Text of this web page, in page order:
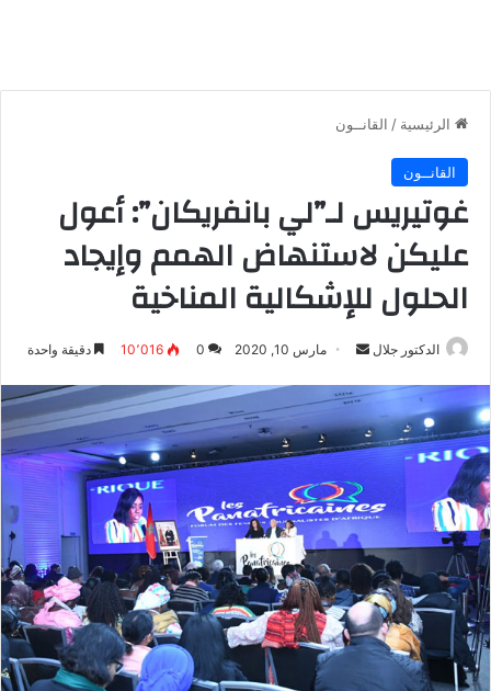
الرئيسية / القانــون
القانــون
غوتيريس لـ”لي بانفريكان”: أعول
عليكن لاستنهاض الهمم وإيجاد
الحلول للإشكالية المناخية
الدكتور جلال
أرسل
إلكترونيا
مارس 10, 2020 0 10٬016 دقيقة واحدة